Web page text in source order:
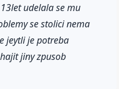
udelala se mu
se stolici nema
jeytli je potreba
jiny zpusob